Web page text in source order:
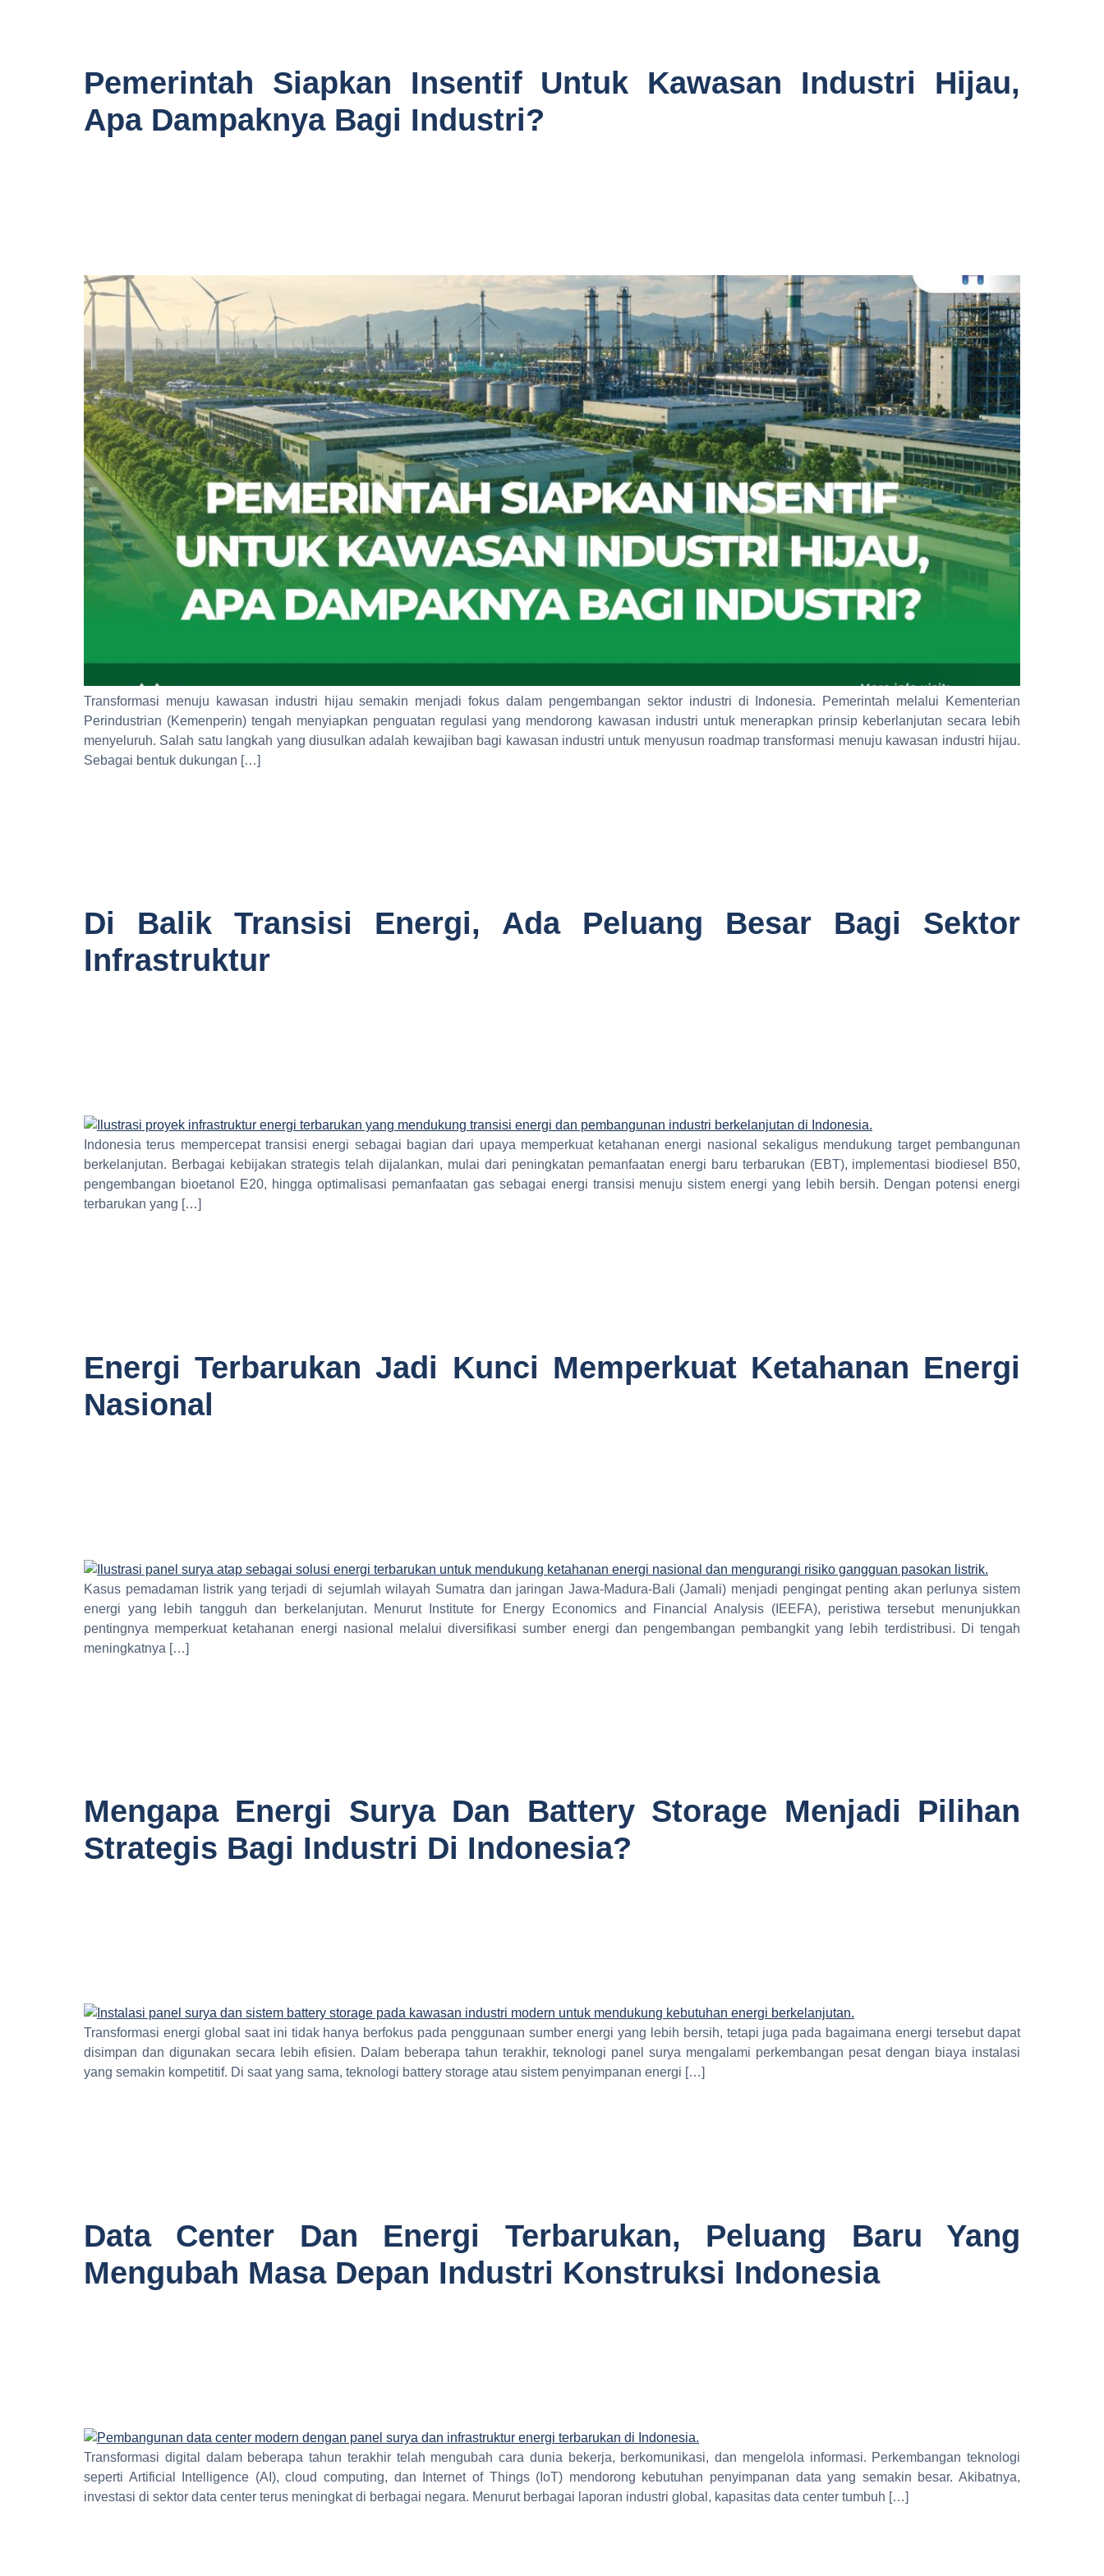
Pemerintah Siapkan Insentif Untuk Kawasan Industri Hijau,
Apa Dampaknya Bagi Industri?
Transformasi menuju kawasan industri hijau semakin menjadi fokus dalam pengembangan sektor industri di Indonesia. Pemerintah melalui Kementerian
Perindustrian (Kemenperin) tengah menyiapkan penguatan regulasi yang mendorong kawasan industri untuk menerapkan prinsip keberlanjutan secara lebih
menyeluruh. Salah satu langkah yang diusulkan adalah kewajiban bagi kawasan industri untuk menyusun roadmap transformasi menuju kawasan industri hijau.
Sebagai bentuk dukungan […]
Di Balik Transisi Energi, Ada Peluang Besar Bagi Sektor
Infrastruktur
Indonesia terus mempercepat transisi energi sebagai bagian dari upaya memperkuat ketahanan energi nasional sekaligus mendukung target pembangunan
berkelanjutan. Berbagai kebijakan strategis telah dijalankan, mulai dari peningkatan pemanfaatan energi baru terbarukan (EBT), implementasi biodiesel B50,
pengembangan bioetanol E20, hingga optimalisasi pemanfaatan gas sebagai energi transisi menuju sistem energi yang lebih bersih. Dengan potensi energi
terbarukan yang […]
Energi Terbarukan Jadi Kunci Memperkuat Ketahanan Energi
Nasional
Kasus pemadaman listrik yang terjadi di sejumlah wilayah Sumatra dan jaringan Jawa-Madura-Bali (Jamali) menjadi pengingat penting akan perlunya sistem
energi yang lebih tangguh dan berkelanjutan. Menurut Institute for Energy Economics and Financial Analysis (IEEFA), peristiwa tersebut menunjukkan
pentingnya memperkuat ketahanan energi nasional melalui diversifikasi sumber energi dan pengembangan pembangkit yang lebih terdistribusi. Di tengah
meningkatnya […]
Mengapa Energi Surya Dan Battery Storage Menjadi Pilihan
Strategis Bagi Industri Di Indonesia?
Transformasi energi global saat ini tidak hanya berfokus pada penggunaan sumber energi yang lebih bersih, tetapi juga pada bagaimana energi tersebut dapat
disimpan dan digunakan secara lebih efisien. Dalam beberapa tahun terakhir, teknologi panel surya mengalami perkembangan pesat dengan biaya instalasi
yang semakin kompetitif. Di saat yang sama, teknologi battery storage atau sistem penyimpanan energi […]
Data Center Dan Energi Terbarukan, Peluang Baru Yang
Mengubah Masa Depan Industri Konstruksi Indonesia
Transformasi digital dalam beberapa tahun terakhir telah mengubah cara dunia bekerja, berkomunikasi, dan mengelola informasi. Perkembangan teknologi
seperti Artificial Intelligence (AI), cloud computing, dan Internet of Things (IoT) mendorong kebutuhan penyimpanan data yang semakin besar. Akibatnya,
investasi di sektor data center terus meningkat di berbagai negara. Menurut berbagai laporan industri global, kapasitas data center tumbuh […]